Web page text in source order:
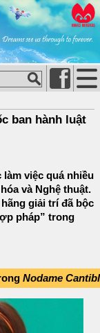
ban hành luật
việc quá nhiều
và Nghệ thuật.
giải trí đã bộc
pháp” trong
Nodame